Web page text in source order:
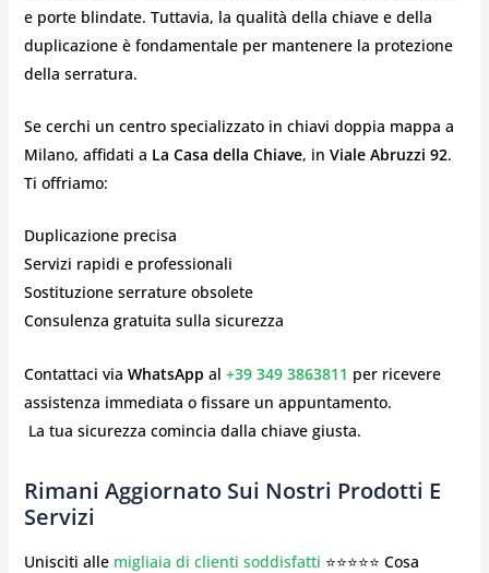
e porte blindate. Tuttavia, la qualità della chiave e della
duplicazione è fondamentale per mantenere la protezione
della serratura.
Se cerchi un centro specializzato in chiavi doppia mappa a
Milano, affidati a La Casa della Chiave, in Viale Abruzzi 92.
Ti offriamo:
Duplicazione precisa
Servizi rapidi e professionali
Sostituzione serrature obsolete
Consulenza gratuita sulla sicurezza
Contattaci via WhatsApp al +39 349 3863811 per ricevere
assistenza immediata o fissare un appuntamento.
️ La tua sicurezza comincia dalla chiave giusta.
Rimani Aggiornato Sui Nostri Prodotti E
Servizi
Unisciti alle migliaia di clienti soddisfatti ⭐⭐⭐⭐⭐ Cosa